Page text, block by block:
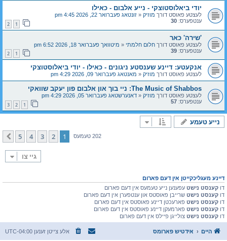
יודי ביאלוסטוצקי - נייע אלבום - כאילו
לעצטע פאוסט דורך מוזיק « זונטאג פעברואר 22, 2026 4:45 pm
ענטפערס: 30
1
2
'שירה' כאר
לעצטע פאוסט דורך חלום חלמתי « מיטוואך פעברואר 18, 2026 6:52 pm
ענטפערס: 39
1
2
אנקעטע: דיינע שענסטע ניגונים - כאילו - יודי ביאלוסטוצקי
לעצטע פאוסט דורך מוזיק « מאנטאג פעברואר 09, 2026 4:29 pm
The Music of Shabbos: ניי בוך און אלבום פון יעקב שוואקי
לעצטע פאוסט דורך מוזיק « דאנערשטאג פעברואר 05, 2026 4:29 pm
ענטפערס: 57
1
2
3
נייע טעמע
202 טעמעס 1
2
3
4
5
קומענדיגע
גיי צו
דיינע מעגליכקייטן אין דעם פארום
דו קענסט נישט עפענען נייע טעמעס אין דעם פארום
דו קענסט נישט שרייבן פאוסטס און ענטפערן אין דעם פארום
דו קענסט נישט פארעכטן דיינע פאוסטס אין דעם פארום
דו קענסט נישט פארמעקן דיינע פאוסטס אין דעם פארום
דו קענסט נישט צולייגן פיילס אין דעם פארום
היים אידטיש פארומס אלע צייטן זענען UTC-04:00